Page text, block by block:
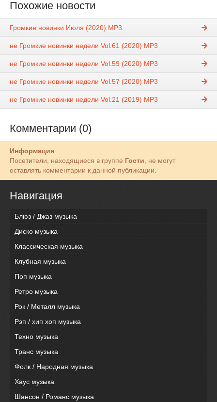
Похожие новости
Громкие новинки Июля (2020) MP3
не Громкие новинки недели Vol.61 (2020) MP3
не Громкие новинки недели Vol.59 (2020) MP3
не Громкие новинки недели Vol.57 (2020) MP3
не Громкие новинки недели Vol.21 (2019) MP3
Комментарии (0)
Информация
Посетители, находящиеся в группе Гости, не могут
оставлять комментарии к данной публикации.
Навигация
Блюз / Джаз музыка
Диско музыка
Классическая музыка
Клубная музыка
Поп музыка
Ретро музыка
Рок / Металл музыка
Рэп / хип хоп музыка
Техно музыка
Транс музыка
Фолк / Народная музыка
Хаус музыка
Шансон / Романс музыка